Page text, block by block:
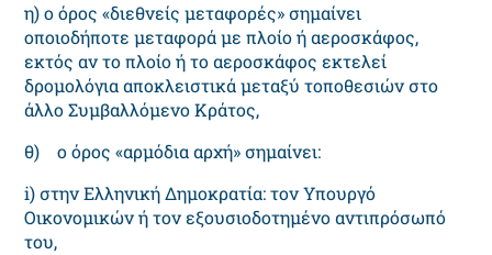
η) ο όρος «διεθνείς μεταφορές» σημαίνει
οποιοδήποτε μεταφορά με πλοίο ή αεροσκάφος,
εκτός αν το πλοίο ή το αεροσκάφος εκτελεί
δρομολόγια αποκλειστικά μεταξύ τοποθεσιών στο
άλλο Συμβαλλόμενο Κράτος,
θ) ο όρος «αρμόδια αρχή» σημαίνει:
i) στην Ελληνική Δημοκρατία: τον Υπουργό
Οικονομικών ή τον εξουσιοδοτημένο αντιπρόσωπό
του,